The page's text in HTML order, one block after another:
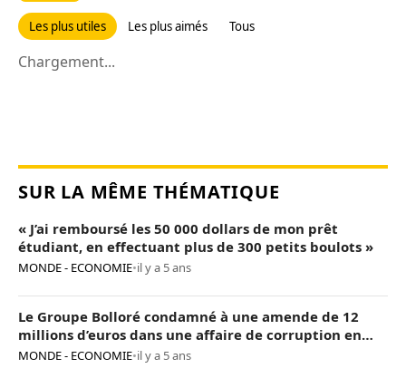
Les plus utiles Les plus aimés Tous
Chargement...
SUR LA MÊME THÉMATIQUE
« J’ai remboursé les 50 000 dollars de mon prêt
étudiant, en effectuant plus de 300 petits boulots »
MONDE - ECONOMIE•il y a 5 ans
Le Groupe Bolloré condamné à une amende de 12
millions d’euros dans une affaire de corruption en
Afrique
MONDE - ECONOMIE•il y a 5 ans